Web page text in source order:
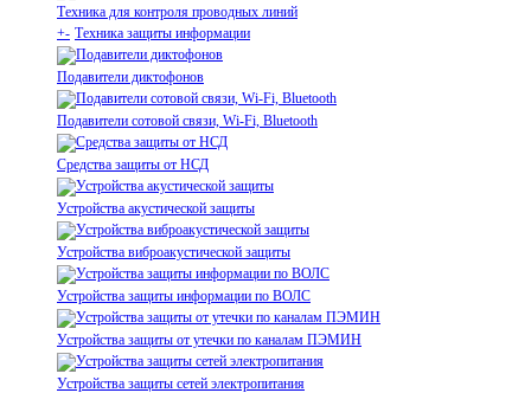
Техника для контроля проводных линий
+- Техника защиты информации
Подавители диктофонов
Подавители сотовой связи, Wi-Fi, Bluetooth
Средства защиты от НСД
Устройства акустической защиты
Устройства виброакустической защиты
Устройства защиты информации по ВОЛС
Устройства защиты от утечки по каналам ПЭМИН
Устройства защиты сетей электропитания